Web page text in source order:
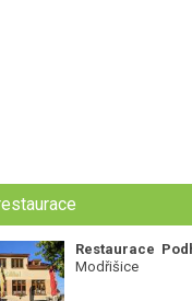
Restaurace
Modřišice